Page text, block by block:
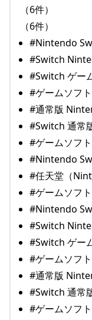
（6件）
（6件）
#Nintendo
#Switch
#Switch ゲー
#ゲームソフ
#通常版
#Switch 通常
#ゲームソフ
#Nintendo
#任天堂（
#ゲームソフ
#Nintendo
#Switch
#Switch ゲー
#ゲームソフ
#通常版
#Switch 通常
#ゲームソフ